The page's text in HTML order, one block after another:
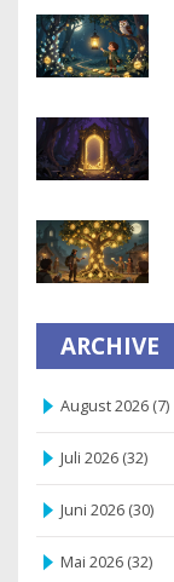
ARCHIVE
August 2026 (7)
Juli 2026 (32)
Juni 2026 (30)
Mai 2026 (32)